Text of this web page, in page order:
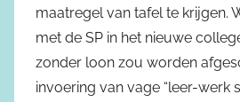
maatregel van tafel te krijgen.
met de SP in het nieuwe
zonder loon zou worden
invoering van vage “leer-werk